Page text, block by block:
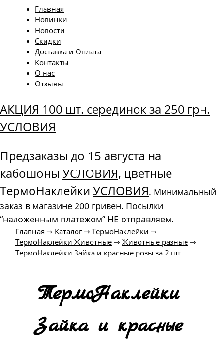
Главная
Новинки
Новости
Скидки
Доставка и Оплата
Контакты
О нас
Отзывы
АКЦИЯ 100 шт. серединок за 250 грн.
УСЛОВИЯ
Предзаказы до 15 августа на
кабошоны УСЛОВИЯ, цветные
ТермоНаклейки УСЛОВИЯ. Минимальный
заказ в магазине 200 гривен. Посылки
“наложенным платежом” НЕ отправляем.
Главная ⇾ Каталог⇾ ТермоНаклейки ⇾
ТермоНаклейки Животные ⇾ Животные разные ⇾
ТермоНаклейки Зайка и красные розы за 2 шт
ТермоНаклейки
Зайка и красные